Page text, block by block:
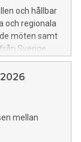
avstånd.
"Vart
stor insats,
båda
och hållbar
och regionala
möten samt
Sverige,
Arctic Rail.
och
mellan